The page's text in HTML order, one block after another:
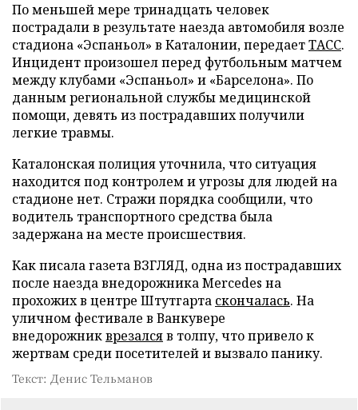
По меньшей мере тринадцать человек
пострадали в результате наезда автомобиля возле
стадиона «Эспаньол» в Каталонии, передаетТАСС.
Инцидент произошел перед футбольным матчем
между клубами «Эспаньол» и «Барселона». По
данным региональной службы медицинской
помощи, девять из пострадавших получили
легкие травмы.
Каталонская полиция уточнила, что ситуация
находится под контролем и угрозы для людей на
стадионе нет. Стражи порядка сообщили, что
водитель транспортного средства была
задержана на месте происшествия.
Как писала газета ВЗГЛЯД, одна из пострадавших
после наезда внедорожника Mercedes на
прохожих в центре Штутгарта скончалась. На
уличном фестивале в Ванкувере
внедорожникврезалсяв толпу, что привело к
жертвам среди посетителей и вызвало панику.
Текст: Денис Тельманов